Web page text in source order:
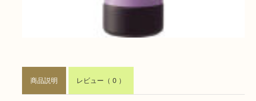
商品説明 レビュー （ 0 ）